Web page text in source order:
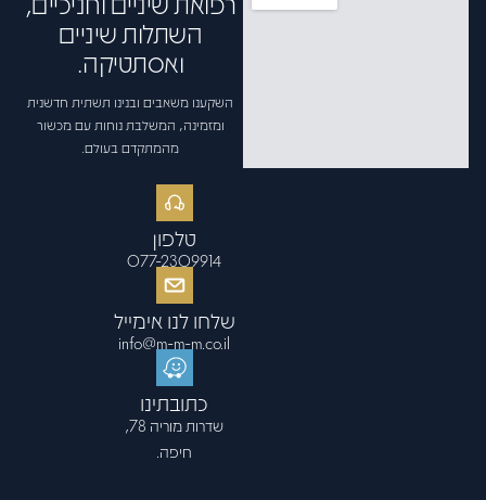
השתלות שיניים
ואסתטיקה.
השקענו משאבים ובנינו תשתית חדשנית
ומזמינה, המשלבת נוחות עם מכשור
מהמתקדם בעולם.
טלפון
077-2309914
שלחו לנו אימייל
info@m-m-m.co.il
כתובתינו
שדרות מוריה 78,
חיפה.